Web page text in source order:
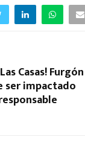
Casas! Furgón
ser impactado